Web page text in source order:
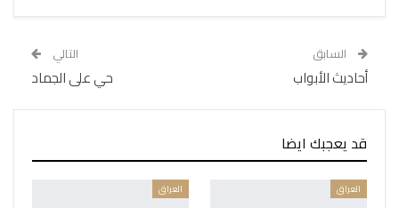
السابق
أحاديث الأبواب
التالي
حي على الجماد
قد يعجبك ايضا
العراق العراق